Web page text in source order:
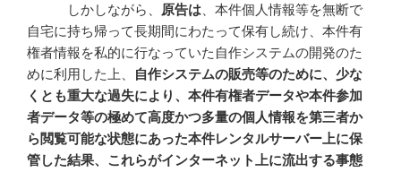
しかしながら、
原告は 、本件個人情報等を無断で
自宅に持ち帰って長期間にわたって保有し続け、本件有
権者情報を私的に行なっていた自作システムの開発のた
めに利用した上、
自作システムの販売等のために、少な
くとも重大な過失により、本件有権者データや本件参加
者データ等の極めて高度かつ多量の個人情報を第三者か
ら閲覧可能な状態にあった本件レンタルサーバー上に保
管した結果、これらがインターネット上に流出する事態